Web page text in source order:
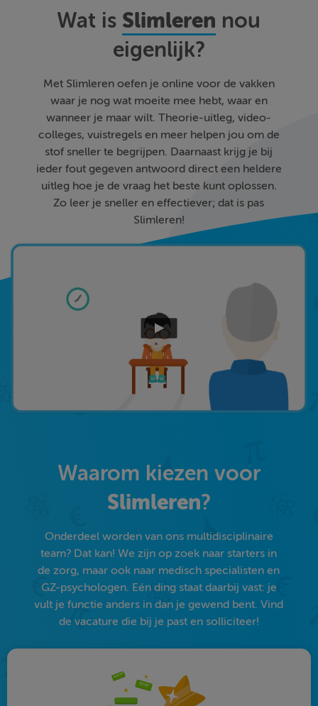
Wat is Slimleren nou
eigenlijk?
Met Slimleren oefen je online voor de vakken
waar je nog wat moeite mee hebt, waar en
wanneer je maar wilt. Theorie-uitleg, video-
colleges, vuistregels en meer helpen jou om de
stof sneller te begrijpen. Daarnaast krijg je bij
ieder fout gegeven antwoord direct een heldere
uitleg hoe je de vraag het beste kunt oplossen.
Zo leer je sneller en effectiever; dat is pas
Slimleren!
Waarom kiezen voor
Slimleren?
Onderdeel worden van ons multidisciplinaire
team? Dat kan! We zijn op zoek naar starters in
de zorg, maar ook naar medisch specialisten en
GZ-psychologen. Eén ding staat daarbij vast: je
vult je functie anders in dan je gewend bent. Vind
de vacature die bij je past en solliciteer!